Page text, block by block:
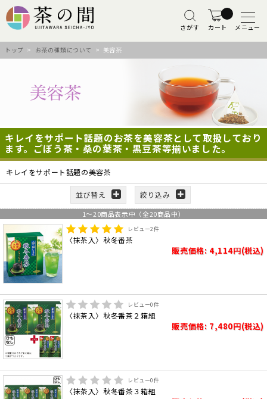
さがす カート メニュー
トップ > お茶の種類について > 美容茶
キレイをサポート話題のお茶を美容茶として取扱しており
ます。ごぼう茶・桑の葉茶・黒豆茶等揃いました。
キレイをサポート話題の美容茶
並び替え 絞り込み
1～20商品表示中（全20商品中）
レビュー2件
〈抹茶入〉秋冬番茶
販売価格: 4,114円(税込)
レビュー0件
〈抹茶入〉秋冬番茶２箱組
販売価格: 7,480円(税込)
レビュー0件
〈抹茶入〉秋冬番茶３箱組